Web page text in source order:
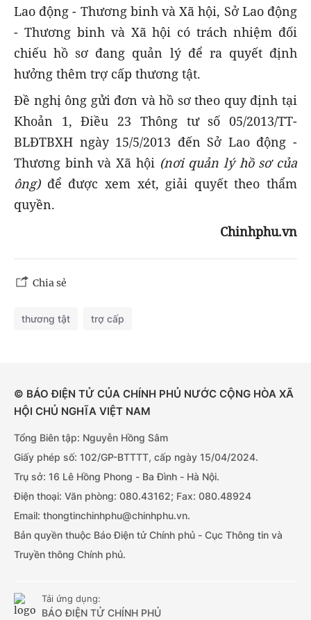
Lao động - Thương binh và Xã hội, Sở Lao động
- Thương binh và Xã hội có trách nhiệm đối
chiếu hồ sơ đang quản lý để ra quyết định
hưởng thêm trợ cấp thương tật.
Đề nghị ông gửi đơn và hồ sơ theo quy định tại
Khoản 1, Điều 23 Thông tư số 05/2013/TT-
BLĐTBXH ngày 15/5/2013 đến Sở Lao động -
Thương binh và Xã hội (nơi quản lý hồ sơ của
ông)để được xem xét, giải quyết theo thẩm
quyền.
Chinhphu.vn
Chia sẻ
thương tật trợ cấp
© BÁO ĐIỆN TỬ CỦA CHÍNH PHỦ NƯỚC CỘNG HÒA XÃ
HỘI CHỦ NGHĨA VIỆT NAM
Tổng Biên tập: Nguyễn Hồng Sâm
Giấy phép số: 102/GP-BTTTT, cấp ngày 15/04/2024.
Trụ sở: 16 Lê Hồng Phong - Ba Đình - Hà Nội.
Điện thoại: Văn phòng: 080.43162; Fax: 080.48924
Email: thongtinchinhphu@chinhphu.vn.
Bản quyền thuộc Báo Điện tử Chính phủ - Cục Thông tin và
Truyền thông Chính phủ.
Tải ứng dụng:
BÁO ĐIỆN TỬ CHÍNH PHỦ